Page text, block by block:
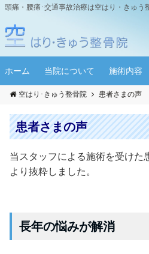
頭痛・腰痛･交通事故治療は空はり・きゅう
ホーム 当院について 施術内容
空はり･きゅう整骨院 患者さまの声
患者さまの声
当スタッフによる施術を受けた
より抜粋しました。
長年の悩みが解消